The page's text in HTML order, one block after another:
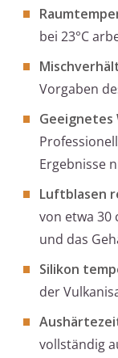
bei 23°C
Vorgaben
Geeignetes
Ergebnisse
Luftblasen
von etwa 30
und das
Silikon
der
vollständig